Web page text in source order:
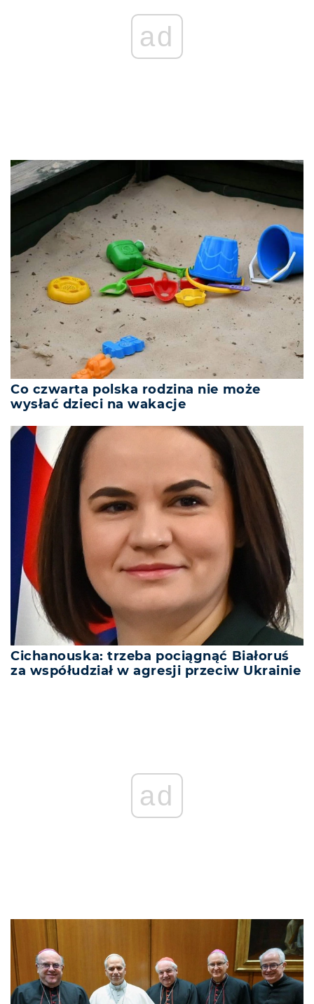
Co czwarta polska rodzina nie może
wysłać dzieci na wakacje
Cichanouska: trzeba pociągnąć Białoruś
za współudział w agresji przeciw Ukrainie
ad